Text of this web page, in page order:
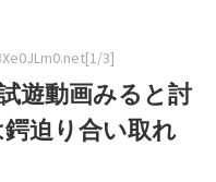
3]
遊動画みると討
迫り合い取れ